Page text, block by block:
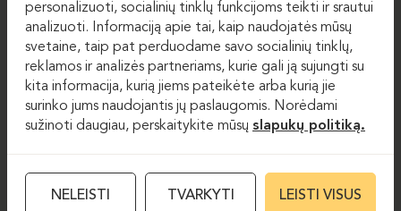
personalizuoti, socialinių tinklų funkcijoms teikti ir srautui
analizuoti. Informaciją apie tai, kaip naudojatės mūsų
svetaine, taip pat perduodame savo socialinių tinklų,
reklamos ir analizės partneriams, kurie gali ją sujungti su
kita informacija, kurią jiems pateikėte arba kurią jie
surinko jums naudojantis jų paslaugomis. Norėdami
sužinoti daugiau, perskaitykite mūsų slapukų politiką.
NELEISTI TVARKYTI LEISTI VISUS